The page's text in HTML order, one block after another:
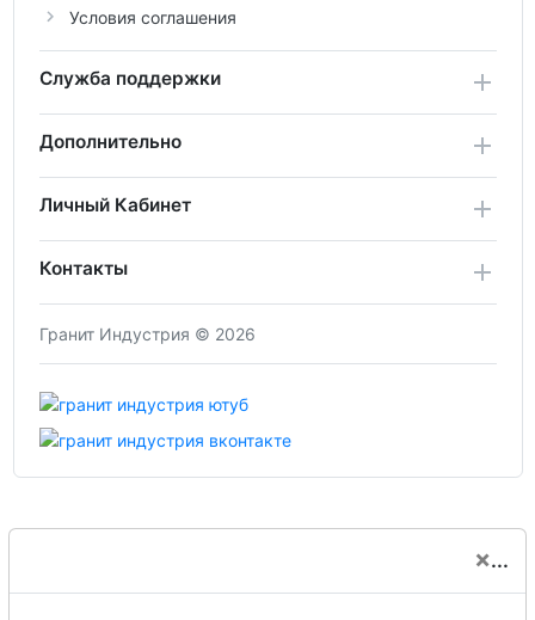
Условия соглашения
Служба поддержки
Дополнительно
Личный Кабинет
Контакты
Гранит Индустрия © 2026
×...